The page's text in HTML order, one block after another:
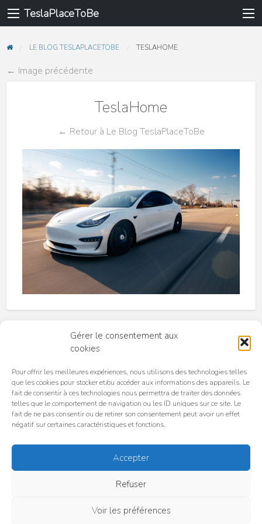
Gérer le consentement aux
cookies
Pour offrir les meilleures expériences, nous utilisons des technologies telles
que les cookies pour stocker et/ou accéder aux informations des appareils. Le
fait de consentir à ces technologies nous permettra de traiter des données
telles que le comportement de navigation ou les ID uniques sur ce site. Le
fait de ne pas consentir ou de retirer son consentement peut avoir un effet
négatif sur certaines caractéristiques et fonctions.
Accepter
Refuser
Voir les préférences
TeslaPlaceToBe
LE BLOG TESLAPLACETOBE TESLAHOME
← Image précédente
TeslaHome
← Retour à Le Blog TeslaPlaceToBe
Accueil C.G.U. / C.G.V
Politique de confidentialité
Politique de cookies (UE)
© TeslaPlaceToBe 2025 | Tous droits réservés | TeslaPlaceToBe est une
organisation indépendante et n'est pas affiliée à Tesla Motors, Inc. ou à
ses filiales. Tesla, Tesla Cybertruck, Tesla Motors, Tesla Roadster,
Tesla et T in Crest » sont des marques commerciales ou des marques